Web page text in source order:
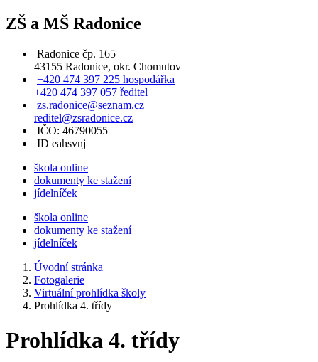
ZŠ a MŠ Radonice
Radonice čp. 165
43155 Radonice, okr. Chomutov
+420 474 397 225 hospodářka
+420 474 397 057 ředitel
zs.radonice@seznam.cz
reditel@zsradonice.cz
IČO: 46790055
ID eahsvnj
škola online
dokumenty ke stažení
jídelníček
škola online
dokumenty ke stažení
jídelníček
Úvodní stránka
Fotogalerie
Virtuální prohlídka školy
Prohlídka 4. třídy
Prohlídka 4. třídy